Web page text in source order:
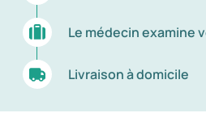
Le médecin examine
Livraison à domicile